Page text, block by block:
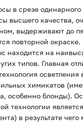
в срезе одинарного
высшего качества,
выдерживают до
повторной окраске.
находится на
типов. Главная
осветления
химикатов
особенно блонды).
технологии
в результате